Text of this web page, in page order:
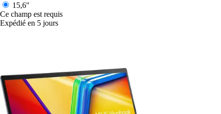
15,6"
Ce champ est requis
Expédié en 5 jours